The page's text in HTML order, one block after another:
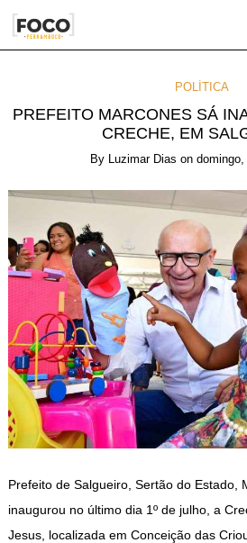
POLÍTICA
PREFEITO MARCONES SÁ
CRECHE, EM
By Luzimar Dias on
Prefeito de Salgueiro, Sertão do Estado,
inaugurou no último dia 1º de julho, a
Jesus, localizada em Conceição das